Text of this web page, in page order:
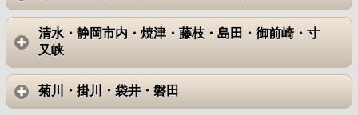
清水・静岡市内・焼津・藤枝・島田・御前崎・寸
又峡
菊川・掛川・袋井・磐田